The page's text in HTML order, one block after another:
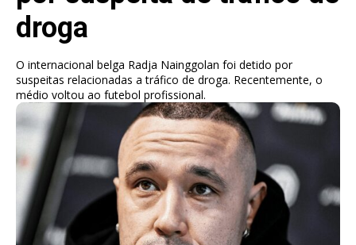
droga
O internacional belga Radja Nainggolan foi detido por
suspeitas relacionadas a tráfico de droga. Recentemente, o
médio voltou ao futebol profissional.